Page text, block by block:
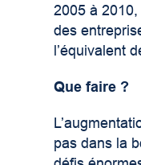
2005 à
des
l’équivalent
Que faire ?
pas dans la